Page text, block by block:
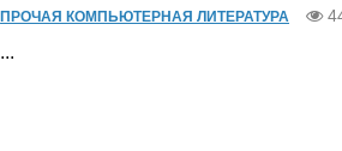
ПРОЧАЯ КОМПЬЮТЕРНАЯ ЛИТЕРАТУРА
...